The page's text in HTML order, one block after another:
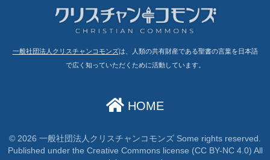
一般社団法人クリスチャンコモンズは、人類の共有財産である聖書の言葉を日本語
で広く知っていただくために活動しています。
HOME
© 2026 一般社団法人クリスチャンコモンズ Some rights reserved.
Published under the Creative Commons license (CC BY-NC 4.0) All